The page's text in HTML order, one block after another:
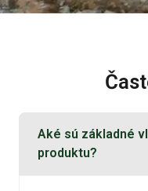
Aké sú základné
produktu?